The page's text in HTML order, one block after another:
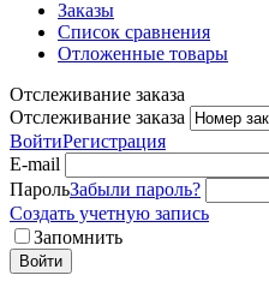
Заказы
Список сравнения
Отложенные товары
Отслеживание заказа
Отслеживание заказа
ВойтиРегистрация
E-mail
ПарольЗабыли пароль?
Создать учетную запись
Запомнить
Войти